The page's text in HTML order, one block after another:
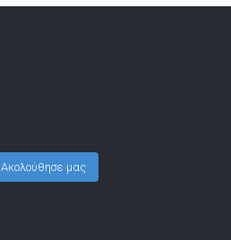
Ακολούθησε μας